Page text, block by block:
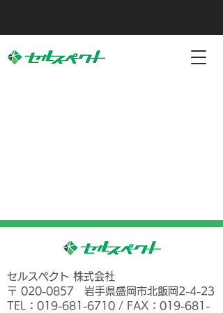
セルスペクト 株式会社
〒 020-0857 岩手県盛岡市北飯岡2-4-23
TEL：019-681-6710 / FAX：019-681-